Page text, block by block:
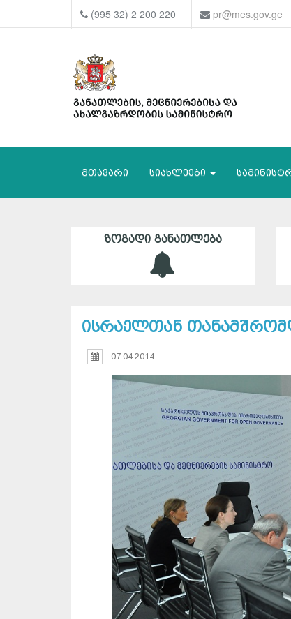
(995 32) 2 200 220 pr@mes.gov.ge
მთავარი სიახლეები
ᲖᲝᲒᲐᲓᲘ ᲒᲐᲜᲐᲗᲚᲔᲑᲐ
ისრაელთან
07.04.2014